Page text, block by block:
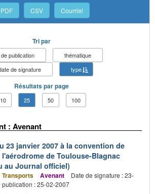
PDF CSV Courriel
Tri par
publication
thématique
de signature
type
Résultats par page
10 25 50 100
: Avenant
23 janvier 2007 à la convention de
de Toulouse-Blagnac
au Journal officiel)
Transports Avenant
Date de signature : 23-
publication : 25-02-2007